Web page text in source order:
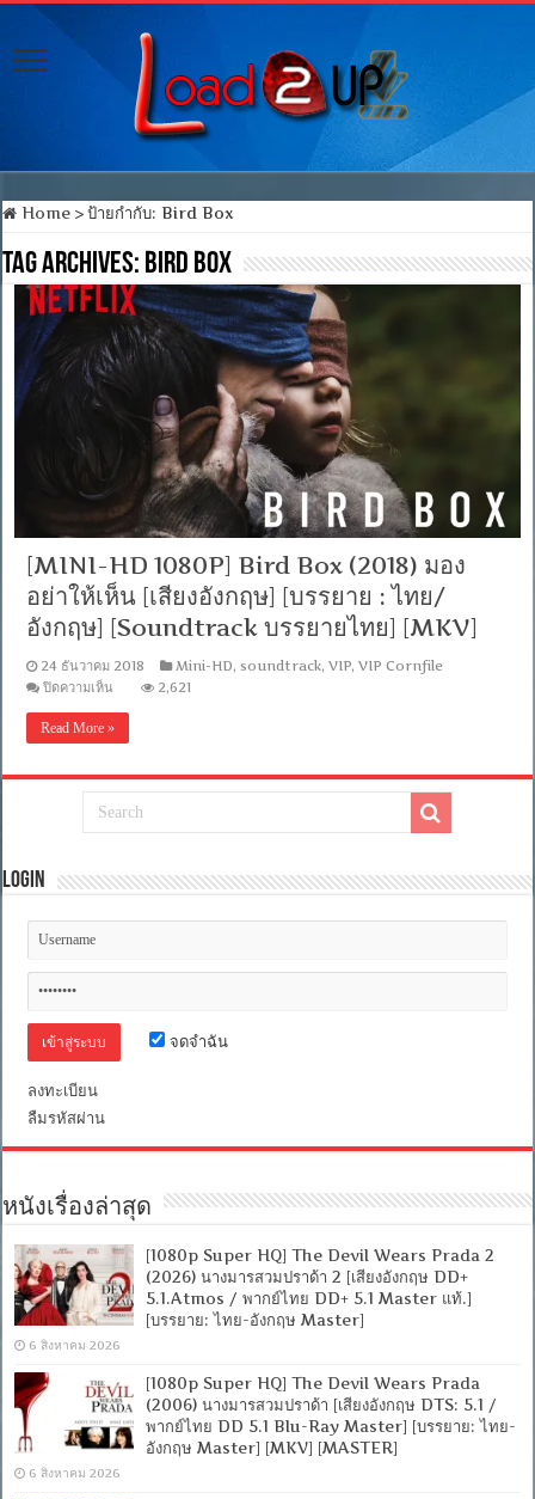
Home > ป้ายกำกับ:Bird Box
Tag Archives: Bird Box
[MINI-HD 1080P] Bird Box (2018) มอง
อย่าให้เห็น [เสียงอังกฤษ] [บรรยาย : ไทย/
อังกฤษ] [Soundtrack บรรยายไทย] [MKV]
24 ธันวาคม 2018 Mini-HD, soundtrack,VIP,VIP Cornfile
ปิดความเห็น
1080P]
Box
มอง
เห็น
[เสียง
ไทย/
บรรยาย
ไทย]
2,621
Read More »
Login
จดจำฉัน
ลงทะเบียน
ลืมรหัสผ่าน
หนังเรื่องล่าสุด
[1080p Super HQ] The Devil Wears Prada 2
(2026) นางมารสวมปราด้า 2 [เสียงอังกฤษ DD+
5.1.Atmos / พากย์ไทย DD+ 5.1 Master แท้.]
[บรรยาย: ไทย-อังกฤษ Master]
6 สิงหาคม 2026
[1080p Super HQ] The Devil Wears Prada
(2006) นางมารสวมปราด้า [เสียงอังกฤษ DTS: 5.1 /
พากย์ไทย DD 5.1 Blu-Ray Master] [บรรยาย: ไทย-
อังกฤษ Master] [MKV] [MASTER]
6 สิงหาคม 2026